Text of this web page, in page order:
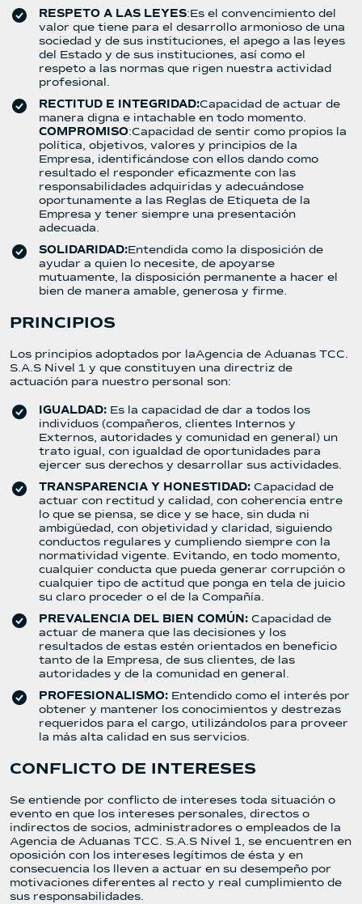
RESPETO A LAS LEYES:Es el convencimiento del
valor que tiene para el desarrollo armonioso de una
sociedad y de sus instituciones, el apego a las leyes
del Estado y de sus instituciones, así como el
respeto a las normas que rigen nuestra actividad
profesional.
RECTITUD E INTEGRIDAD:Capacidad de actuar de
manera digna e intachable en todo momento.
COMPROMISO:Capacidad de sentir como propios la
política, objetivos, valores y principios de la
Empresa, identificándose con ellos dando como
resultado el responder eficazmente con las
responsabilidades adquiridas y adecuándose
oportunamente a las Reglas de Etiqueta de la
Empresa y tener siempre una presentación
adecuada.
SOLIDARIDAD:Entendida como la disposición de
ayudar a quien lo necesite, de apoyarse
mutuamente, la disposición permanente a hacer el
bien de manera amable, generosa y firme.
PRINCIPIOS
Los principios adoptados por laAgencia de Aduanas TCC.
S.A.S Nivel 1 y que constituyen una directriz de
actuación para nuestro personal son:
IGUALDAD: Es la capacidad de dar a todos los
individuos (compañeros, clientes Internos y
Externos, autoridades y comunidad en general) un
trato igual, con igualdad de oportunidades para
ejercer sus derechos y desarrollar sus actividades.
TRANSPARENCIA Y HONESTIDAD: Capacidad de
actuar con rectitud y calidad, con coherencia entre
lo que se piensa, se dice y se hace, sin duda ni
ambigüedad, con objetividad y claridad, siguiendo
conductos regulares y cumpliendo siempre con la
normatividad vigente. Evitando, en todo momento,
cualquier conducta que pueda generar corrupción o
cualquier tipo de actitud que ponga en tela de juicio
su claro proceder o el de la Compañía.
PREVALENCIA DEL BIEN COMÚN: Capacidad de
actuar de manera que las decisiones y los
resultados de estas estén orientados en beneficio
tanto de la Empresa, de sus clientes, de las
autoridades y de la comunidad en general.
PROFESIONALISMO: Entendido como el interés por
obtener y mantener los conocimientos y destrezas
requeridos para el cargo, utilizándolos para proveer
la más alta calidad en sus servicios.
CONFLICTO DE INTERESES
Se entiende por conflicto de intereses toda situación o
evento en que los intereses personales, directos o
indirectos de socios, administradores o empleados de la
Agencia de Aduanas TCC. S.A.S Nivel 1, se encuentren en
oposición con los intereses legítimos de ésta y en
consecuencia los lleven a actuar en su desempeño por
motivaciones diferentes al recto y real cumplimiento de
sus responsabilidades.